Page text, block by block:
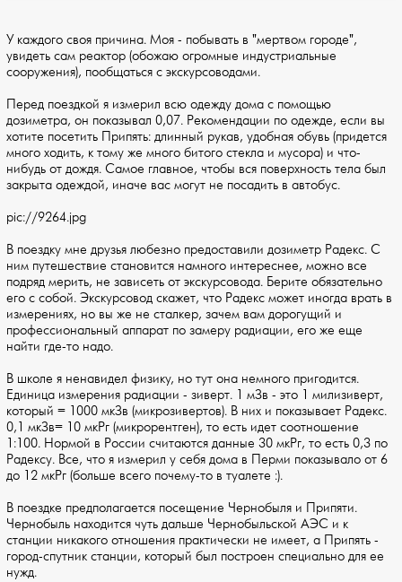
У каждого своя причина. Моя - побывать в "мертвом городе",
увидеть сам реактор (обожаю огромные индустриальные
сооружения), пообщаться с экскурсоводами.
Перед поездкой я измерил всю одежду дома с помощью
дозиметра, он показывал 0,07. Рекомендации по одежде, если вы
хотите посетить Припять: длинный рукав, удобная обувь (придется
много ходить, к тому же много битого стекла и мусора) и что-
нибудь от дождя. Самое главное, чтобы вся поверхность тела был
закрыта одеждой, иначе вас могут не посадить в автобус.
pic://9264.jpg
В поездку мне друзья любезно предоставили дозиметр Радекс. С
ним путешествие становится намного интереснее, можно все
подряд мерить, не зависеть от экскурсовода. Берите обязательно
его с собой. Экскурсовод скажет, что Радекс может иногда врать в
измерениях, но вы же не сталкер, зачем вам дорогущий и
профессиональный аппарат по замеру радиации, его же еще
найти где-то надо.
В школе я ненавидел физику, но тут она немного пригодится.
Единица измерения радиации - зиверт. 1 мЗв - это 1 милизиверт,
который = 1000 мкЗв (микрозивертов). В них и показывает Радекс.
0,1 мкЗв= 10 мкРг (микрорентген), то есть идет соотношение
1:100. Нормой в России считаются данные 30 мкРг, то есть 0,3 по
Радексу. Все, что я измерил у себя дома в Перми показывало от 6
до 12 мкРг (больше всего почему-то в туалете :).
В поездке предполагается посещение Чернобыля и Припяти.
Чернобыль находится чуть дальше Чернобыльской АЭС и к
станции никакого отношения практически не имеет, а Припять -
город-спутник станции, который был построен специально для ее
нужд.